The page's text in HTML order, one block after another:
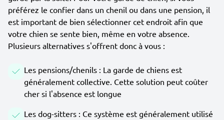
préférez le confier dans un chenil ou dans une pension, il
est important de bien sélectionner cet endroit afin que
votre chien se sente bien, même en votre absence.
Plusieurs alternatives s'offrent donc à vous :
Les pensions/chenils : La garde de chiens est
généralement collective. Cette solution peut coûter
cher si l'absence est longue
Les dog-sitters : Ce système est généralement utilisé